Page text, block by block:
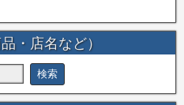
・店名など）